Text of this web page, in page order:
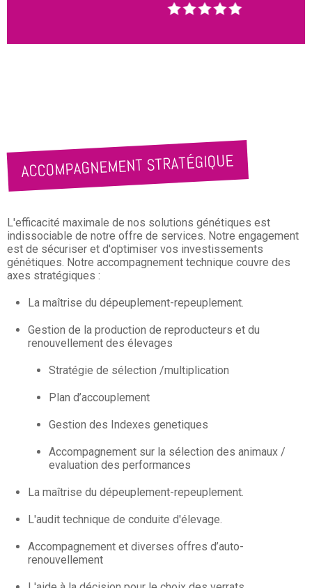
ACCOMPAGNEMENT STRATÉGIQUE
L'efficacité maximale de nos solutions génétiques est
indissociable de notre offre de services. Notre engagement
est de sécuriser et d'optimiser vos investissements
génétiques. Notre accompagnement technique couvre des
axes stratégiques :
La maîtrise du dépeuplement-repeuplement.
Gestion de la production de reproducteurs et du
renouvellement des élevages
Stratégie de sélection /multiplication
Plan d’accouplement
Gestion des Indexes genetiques
Accompagnement sur la sélection des animaux /
evaluation des performances
La maîtrise du dépeuplement-repeuplement.
L'audit technique de conduite d'élevage.
Accompagnement et diverses offres d’auto-
renouvellement